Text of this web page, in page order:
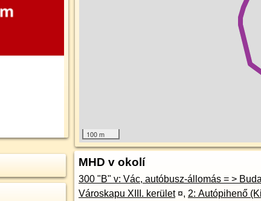
100 m
MHD v okolí
300 "B" v: Vác, autóbusz-állomás = > Budapest, Újpest-
Városkapu XIII. kerület ¤, 2: Autópihenő